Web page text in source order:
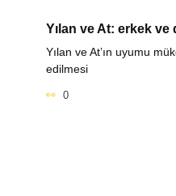
Yılan ve At: erkek ve
Yılan ve At’ın uyumu
edilmesi
0